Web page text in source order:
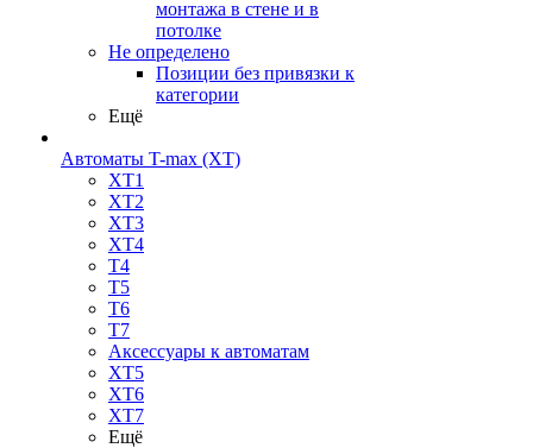
монтажа в стене и в
потолке
Не определено
Позиции без привязки к
категории
Ещё
Автоматы T-max (XT)
XT1
XT2
XT3
XT4
T4
T5
T6
T7
Аксессуары к автоматам
XT5
XT6
XT7
Ещё